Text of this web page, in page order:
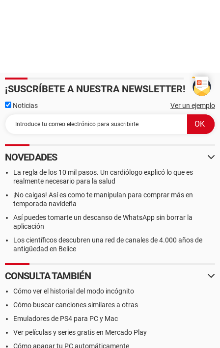
¡SUSCRÍBETE A NUESTRA NEWSLETTER!
Noticias Ver un ejemplo
NOVEDADES
La regla de los 10 mil pasos. Un cardiólogo explicó lo que es
realmente necesario para la salud
¡No caigas! Así es como te manipulan para comprar más en
temporada navideña
Así puedes tomarte un descanso de WhatsApp sin borrar la
aplicación
Los científicos descubren una red de canales de 4.000 años de
antigüedad en Belice
CONSULTA TAMBIÉN
Cómo ver el historial del modo incógnito
Cómo buscar canciones similares a otras
Emuladores de PS4 para PC y Mac
Ver películas y series gratis en Mercado Play
Cómo apagar tu PC automáticamente